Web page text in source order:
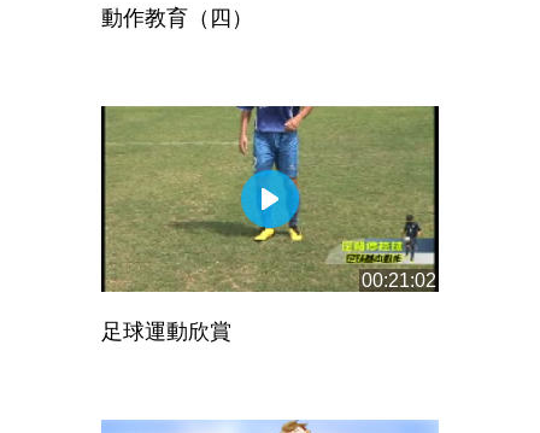
動作教育（四）
00:21:02
足球運動欣賞